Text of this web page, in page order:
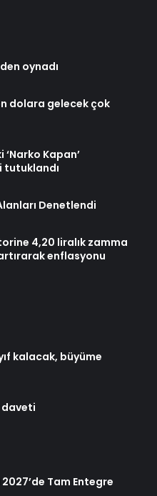
oynadı
dolara gelecek çok
Kapan’
tutuklandı
Denetlendi
4,20 liralık zamma
enflasyonu
kalacak, büyüme
daveti
Tam Entegre